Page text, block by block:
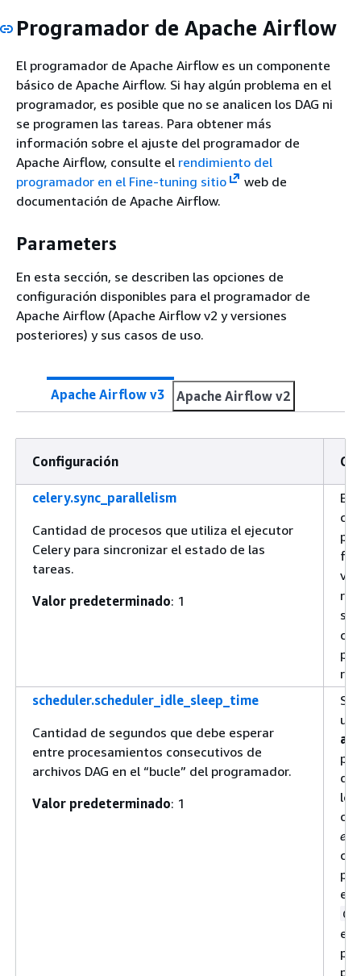
Programador de Apache Airflow
El programador de Apache Airflow es un componente
básico de Apache Airflow. Si hay algún problema en el
programador, es posible que no se analicen los DAG ni
se programen las tareas. Para obtener más
información sobre el ajuste del programador de
Apache Airflow, consulte el rendimiento del
programador en el Fine-tuning sitio
web de
documentación de Apache Airflow.
Parameters
En esta sección, se describen las opciones de
configuración disponibles para el programador de
Apache Airflow (Apache Airflow v2 y versiones
posteriores) y sus casos de uso.
Apache Airflow v3 Apache Airflow v2
Configuración
celery.sync_parallelism
Cantidad de procesos que utiliza el ejecutor
Celery para sincronizar el estado de las
tareas.
Valor predeterminado: 1
se
scheduler.scheduler_idle_sleep_time
Cantidad de segundos que debe esperar
entre procesamientos consecutivos de
archivos DAG en el “bucle” del programador.
Valor predeterminado: 1
Se
de
los
en